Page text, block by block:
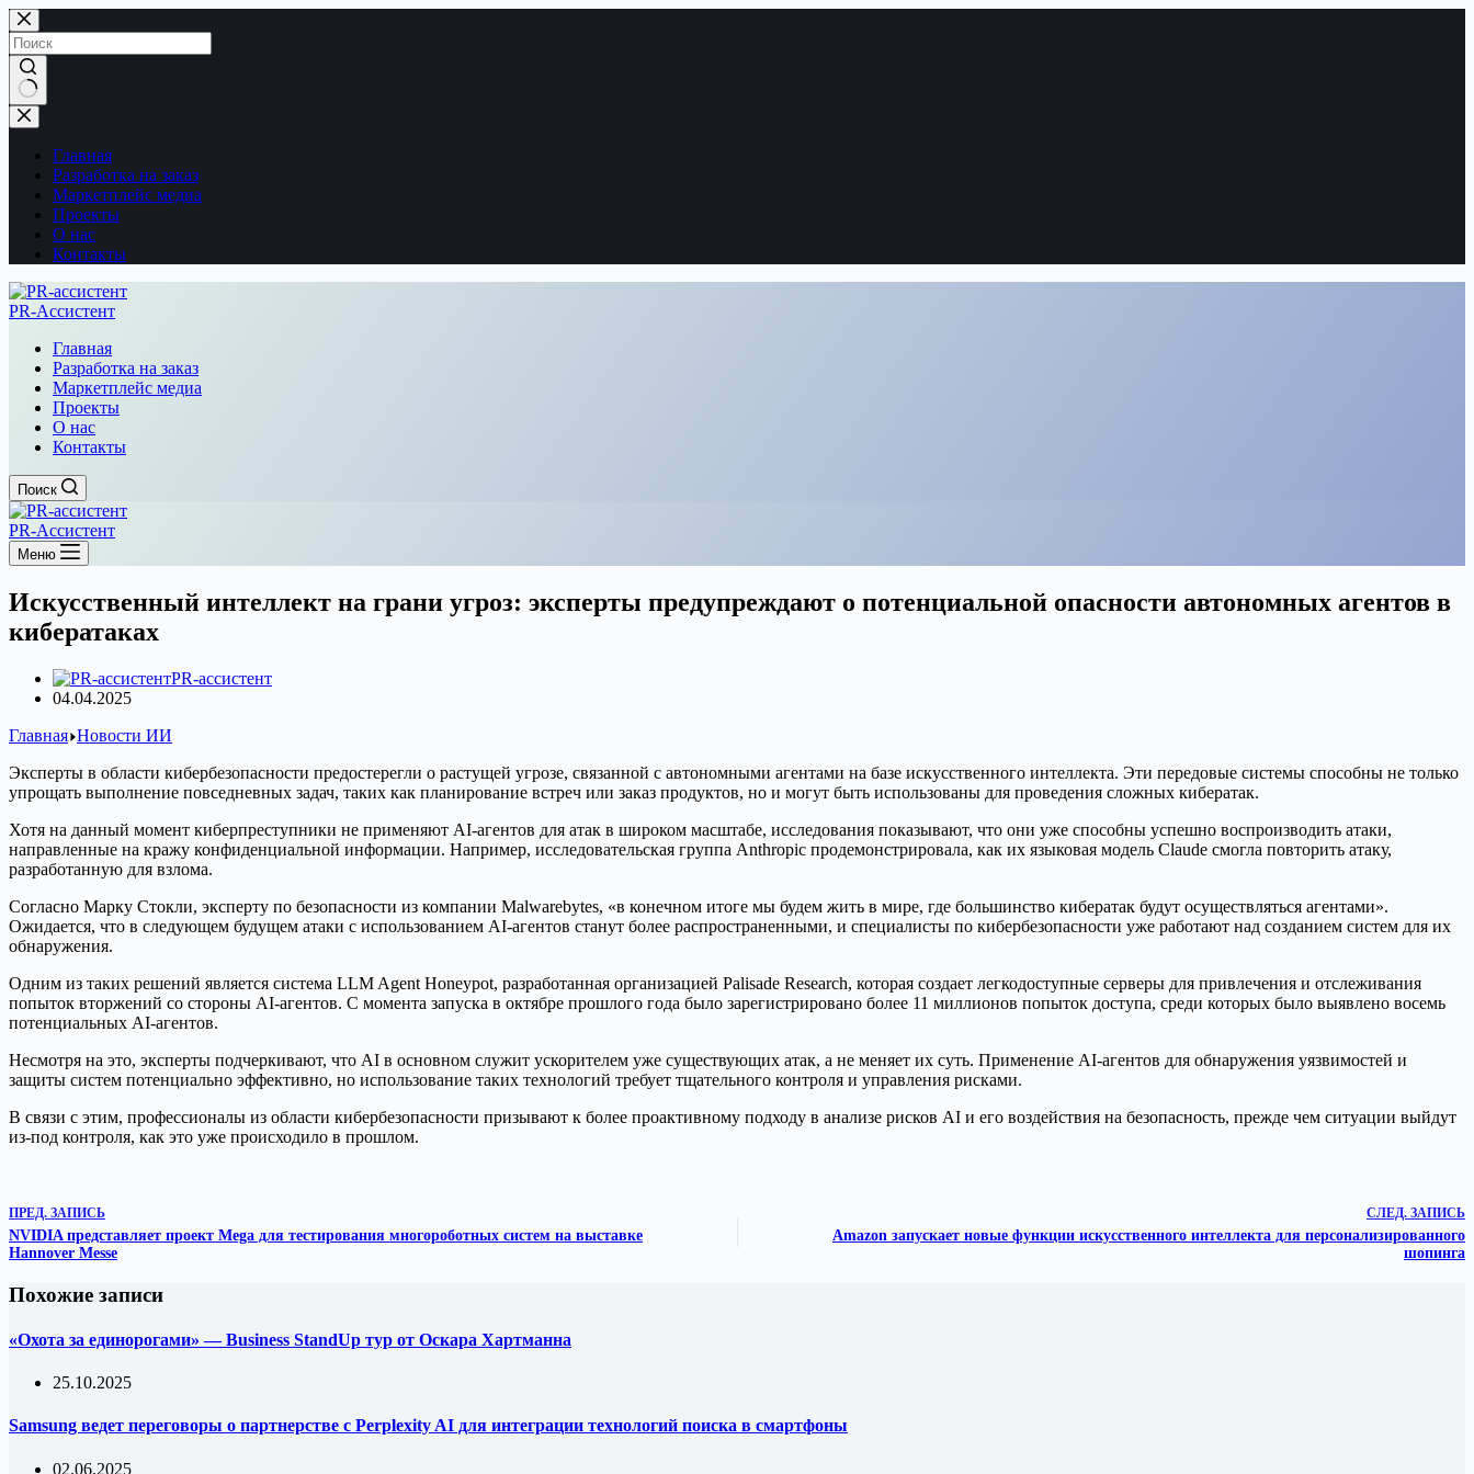
Перейти
к
сути
Ничего
не
найденоГлавная
Разработка на заказ
Маркетплейс медиа
Проекты
О нас
Контакты
PR-Ассистент
Главная
Разработка на заказ
Маркетплейс медиа
Проекты
О нас
Контакты
Поиск
PR-Ассистент
Меню
Искусственный интеллект на грани угроз: эксперты предупреждают о потенциальной опасности автономных агентов в
кибератаках
PR-ассистент
04.04.2025
Главная Новости ИИ
Эксперты в области кибербезопасности предостерегли о растущей угрозе, связанной с автономными агентами на базе искусственного интеллекта. Эти передовые системы способны не только
упрощать выполнение повседневных задач, таких как планирование встреч или заказ продуктов, но и могут быть использованы для проведения сложных кибератак.
Хотя на данный момент киберпреступники не применяют AI-агентов для атак в широком масштабе, исследования показывают, что они уже способны успешно воспроизводить атаки,
направленные на кражу конфиденциальной информации. Например, исследовательская группа Anthropic продемонстрировала, как их языковая модель Claude смогла повторить атаку,
разработанную для взлома.
Согласно Марку Стокли, эксперту по безопасности из компании Malwarebytes, «в конечном итоге мы будем жить в мире, где большинство кибератак будут осуществляться агентами».
Ожидается, что в следующем будущем атаки с использованием AI-агентов станут более распространенными, и специалисты по кибербезопасности уже работают над созданием систем для их
обнаружения.
Одним из таких решений является система LLM Agent Honeypot, разработанная организацией Palisade Research, которая создает легкодоступные серверы для привлечения и отслеживания
попыток вторжений со стороны AI-агентов. С момента запуска в октябре прошлого года было зарегистрировано более 11 миллионов попыток доступа, среди которых было выявлено восемь
потенциальных AI-агентов.
Несмотря на это, эксперты подчеркивают, что AI в основном служит ускорителем уже существующих атак, а не меняет их суть. Применение AI-агентов для обнаружения уязвимостей и
защиты систем потенциально эффективно, но использование таких технологий требует тщательного контроля и управления рисками.
В связи с этим, профессионалы из области кибербезопасности призывают к более проактивному подходу в анализе рисков AI и его воздействия на безопасность, прежде чем ситуации выйдут
из-под контроля, как это уже происходило в прошлом.
ПРЕД. ЗАПИСЬ
NVIDIA представляет проект Mega для тестирования многороботных систем на выставке
Hannover Messe
СЛЕД. ЗАПИСЬ
Amazon запускает новые функции искусственного интеллекта для персонализированного
шопинга
Похожие записи
«Охота за единорогами» — Business StandUp тур от Оскара Хартманна
25.10.2025
Samsung ведет переговоры о партнерстве с Perplexity AI для интеграции технологий поиска в смартфоны
02.06.2025